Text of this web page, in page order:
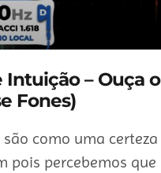
Intuição – Ouça o
Fones)
como uma certeza
pois percebemos que